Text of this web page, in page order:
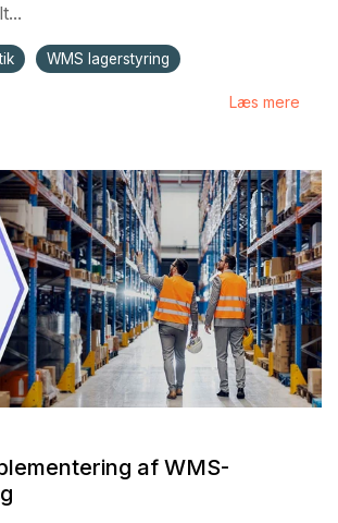
WMS lagerstyring
Læs mere
af WMS-